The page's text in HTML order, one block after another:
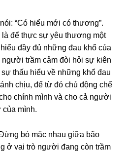
“Có hiểu mới có thương”.
để thực sự yêu thương một
đầy đủ những đau khổ của
trầm cảm đòi hỏi sự kiên
thấu hiểu về những khổ đau
chịu, để từ đó chủ động chế
chính mình và cho cả người
của mình.
bỏ mặc nhau giữa bão
ở vai trò người đang còn trầm